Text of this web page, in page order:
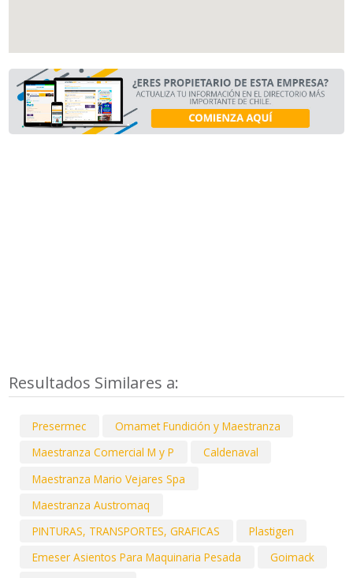
Resultados Similares a:
Presermec
Omamet Fundición y Maestranza
Maestranza Comercial M y P
Caldenaval
Maestranza Mario Vejares Spa
Maestranza Austromaq
PINTURAS, TRANSPORTES, GRAFICAS
Plastigen
Emeser Asientos Para Maquinaria Pesada
Goimack